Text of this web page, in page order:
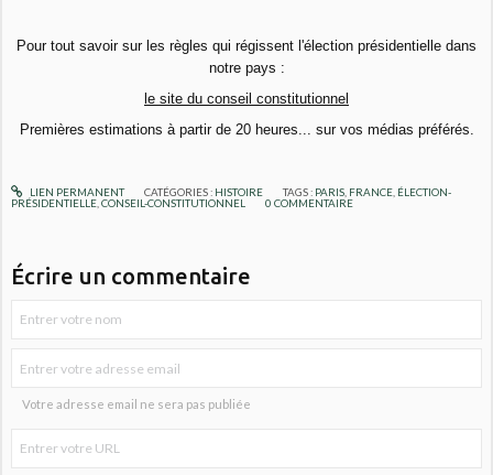
Pour tout savoir sur les règles qui régissent l'élection présidentielle dans
notre pays :
le site du conseil constitutionnel
Premières estimations à partir de 20 heures... sur vos médias préférés.
LIEN PERMANENT CATÉGORIES : HISTOIRE TAGS : PARIS FRANCE ÉLECTION-
PRÉSIDENTIELLE ,CONSEIL-CONSTITUTIONNEL 0 COMMENTAIRE
Écrire un commentaire
Votre adresse email ne sera pas publiée